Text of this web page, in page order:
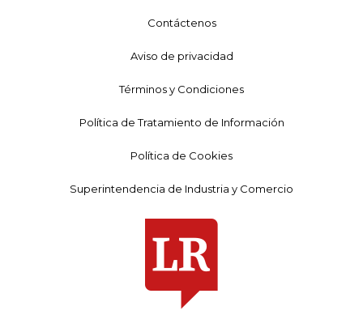
Contáctenos
Aviso de privacidad
Términos y Condiciones
Política de Tratamiento de Información
Política de Cookies
Superintendencia de Industria y Comercio